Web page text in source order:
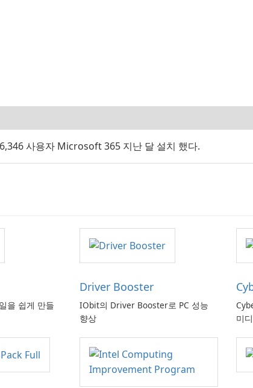
사용자 Microsoft 365 지난 달 설치 했다.
을 쉽게 만들
Driver Booster
IObit의 Driver Booster로 PC 성능
향상
미